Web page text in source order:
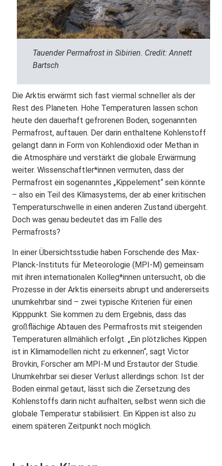
Tauender Permafrost in Sibirien. Credit: Annett
Bartsch
Die Arktis erwärmt sich fast viermal schneller als der
Rest des Planeten. Hohe Temperaturen lassen schon
heute den dauerhaft gefrorenen Boden, sogenannten
Permafrost, auftauen. Der darin enthaltene Kohlenstoff
gelangt dann in Form von Kohlendioxid oder Methan in
die Atmosphäre und verstärkt die globale Erwärmung
weiter. Wissenschaftler*innen vermuten, dass der
Permafrost ein sogenanntes „Kippelement“ sein könnte
– also ein Teil des Klimasystems, der ab einer kritischen
Temperaturschwelle in einen anderen Zustand übergeht.
Doch was genau bedeutet das im Falle des
Permafrosts?
In einer Übersichtsstudie haben Forschende des Max-
Planck-Instituts für Meteorologie (MPI-M) gemeinsam
mit ihren internationalen Kolleg*innen untersucht, ob die
Prozesse in der Arktis einerseits abrupt und andererseits
unumkehrbar sind – zwei typische Kriterien für einen
Kipppunkt. Sie kommen zu dem Ergebnis, dass das
großflächige Abtauen des Permafrosts mit steigenden
Temperaturen allmählich erfolgt. „Ein plötzliches Kippen
ist in Klimamodellen nicht zu erkennen“, sagt Victor
Brovkin, Forscher am MPI-M und Erstautor der Studie.
Unumkehrbar sei dieser Verlust allerdings schon: Ist der
Boden einmal getaut, lässt sich die Zersetzung des
Kohlenstoffs darin nicht aufhalten, selbst wenn sich die
globale Temperatur stabilisiert. Ein Kippen ist also zu
einem späteren Zeitpunkt noch möglich.